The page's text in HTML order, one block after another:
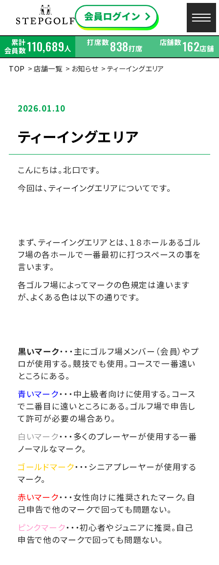
累計
会員数110,689人
打席数838打席
店舗数162店舗
TOP
店舗一覧 お知らせ ティーイングエリア
2026.01.10
ティーイングエリア
こんにちは。北口です。
今回は、ティーイングエリアについてです。
まず、ティーイングエリアとは、１８ホールあるゴル
フ場の各ホールで一番最初に打つスペースの事を
言います。
各ゴルフ場によってマークの色規定は違います
が、よくある色は以下の通りです。
黒いマーク・・・主にゴルフ場メンバー（会員）やプ
ロが使用する。競技でも使用。コースで一番遠い
ところにある。
青いマーク・・・中上級者向けに使用する。コース
で二番目に遠いところにある。ゴルフ場で申告し
て許可が必要の場合あり。
白いマーク・・・多くのプレーヤーが使用する一番
ノーマルなマーク。
ゴールドマーク・・・シニアプレーヤーが使用する
マーク。
赤いマーク・・・女性向けに推奨されたマーク。自
己申告で他のマークで回っても問題ない。
ピンクマーク・・・初心者やジュニアに推奨。自己
申告で他のマークで回っても問題ない。